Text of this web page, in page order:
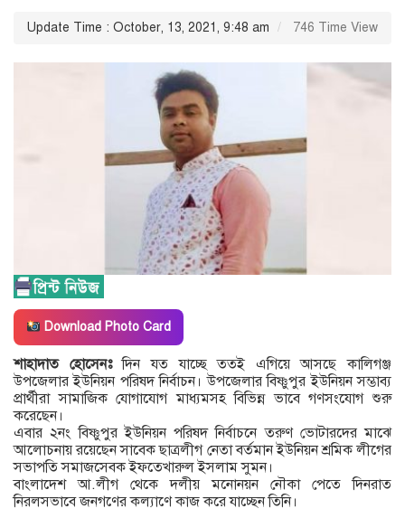
Update Time : October, 13, 2021, 9:48 am 746 Time View
Download Photo Card
শাহাদাত হোসেনঃদিন যত যাচ্ছে ততই এগিয়ে আসছে কালিগঞ্জ
উপজেলার ইউনিয়ন পরিষদ নির্বাচন। উপজেলার বিষ্ণুপুর ইউনিয়ন সম্ভাব্য
প্রার্থীরা সামাজিক যোগাযোগ মাধ্যমসহ বিভিন্ন ভাবে গণসংযোগ শুরু
করেছেন।
এবার ২নং বিষ্ণুপুর ইউনিয়ন পরিষদ নির্বাচনে তরুণ ভোটারদের মাঝে
আলোচনায় রয়েছেন সাবেক ছাত্রলীগ নেতা বর্তমান ইউনিয়ন শ্রমিক লীগের
সভাপতি সমাজসেবক ইফতেখারুল ইসলাম সুমন।
বাংলাদেশ আ.লীগ থেকে দলীয় মনোনয়ন নৌকা পেতে দিনরাত
নিরলসভাবে জনগণের কল্যাণে কাজ করে যাচ্ছেন তিনি।